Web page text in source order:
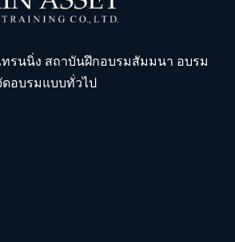
ทรนนิ่ง สถาบันฝึกอบรมสัมมนา อบรม
อบรมแบบทั่วไป